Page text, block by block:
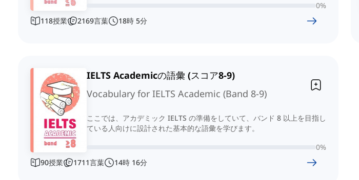
0%
118授業 2169言葉 18時 5分
IELTS Academicの語彙 (スコア8-9)
Vocabulary for IELTS Academic (Band 8-9)
ここでは、アカデミック IELTS の準備をしていて、バンド 8 以上を目指し
ている人向けに設計された基本的な語彙を学びます。
0%
90授業 1711言葉 14時 16分